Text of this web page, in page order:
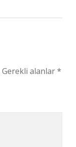
Gerekli alanlar*